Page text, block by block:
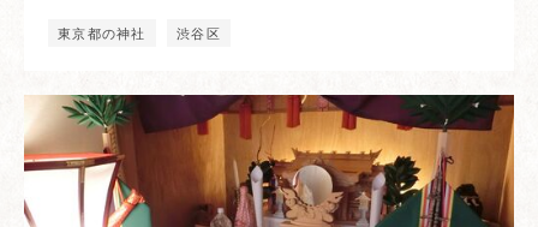
東京都の神社 渋谷区